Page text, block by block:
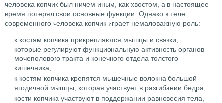
человека копчик был ничем иным, как хвостом, а в настоящее
время потерял свои основные функции. Однако в теле
современного человека копчик играет немаловажную роль:
к костям копчика прикрепляются мышцы и связки,
которые регулируют функциональную активность органов
мочеполового тракта и конечного отдела толстого
кишечника;
к костям копчика крепятся мышечные волокна большой
ягодичной мышцы, которая участвует в разгибании бедра;
кости копчика участвуют в поддержании равновесия тела,